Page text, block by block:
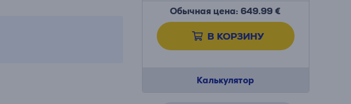
Обычная цена: 649.99 €
В КОРЗИНУ
Калькулятор